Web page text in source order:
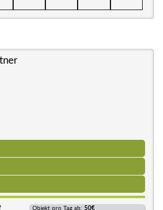
Objekt pro Tag ab: 50€